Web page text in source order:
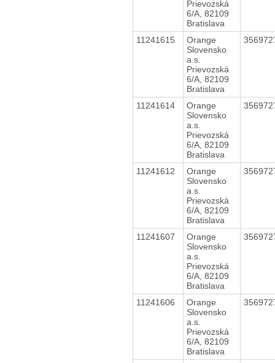
Prievozská
6/A, 82109
Bratislava
11241615
Orange
Slovensko
a.s.
Prievozská
6/A, 82109
Bratislava
11241614
Orange
Slovensko
a.s.
Prievozská
6/A, 82109
Bratislava
11241612
Orange
Slovensko
a.s.
Prievozská
6/A, 82109
Bratislava
11241607
Orange
Slovensko
a.s.
Prievozská
6/A, 82109
Bratislava
11241606
Orange
Slovensko
a.s.
Prievozská
6/A, 82109
Bratislava